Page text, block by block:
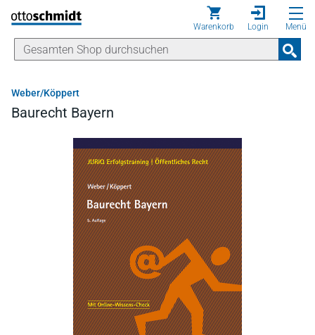
Direkt zum Inhalt
Warenkorb Login Menü
Weber/Köppert
Baurecht Bayern